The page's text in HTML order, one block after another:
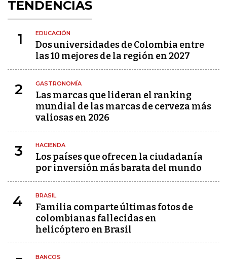
TENDENCIAS
1 EDUCACIÓN
Dos universidades de Colombia entre
las 10 mejores de la región en 2027
2 GASTRONOMÍA
Las marcas que lideran el ranking
mundial de las marcas de cerveza más
valiosas en 2026
3 HACIENDA
Los países que ofrecen la ciudadanía
por inversión más barata del mundo
4 BRASIL
Familia comparte últimas fotos de
colombianas fallecidas en
helicóptero en Brasil
BANCOS